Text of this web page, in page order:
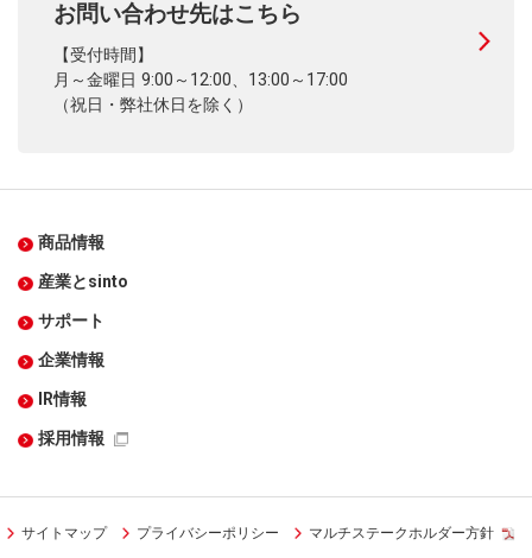
お問い合わせ先はこちら
【受付時間】
月～金曜日 9:00～12:00、13:00～17:00
（祝日・弊社休日を除く）
商品情報
産業とsinto
サポート
企業情報
IR情報
採用情報
サイトマップ プライバシーポリシー マルチステークホルダー方針